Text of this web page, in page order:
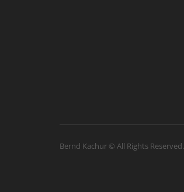
Bernd Kachur © All Rights Reserved.